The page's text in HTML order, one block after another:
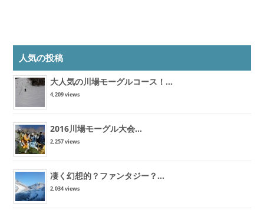
人気の投稿
大人気の川場モーグルコース！...
4,209 views
2016川場モーグル大会...
2,257 views
凄く幻想的？ファンタジー？...
2,034 views